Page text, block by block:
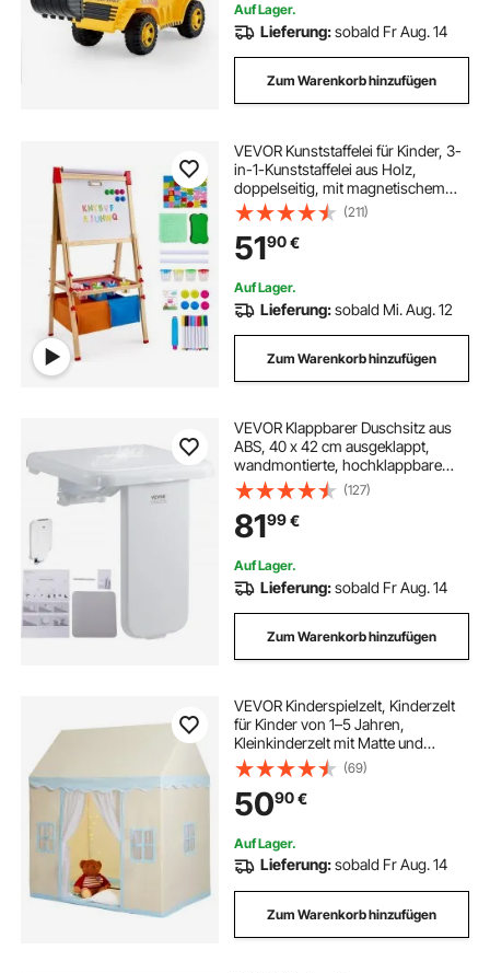
Auf Lager.
Lieferung:sobald Fr Aug. 14
Zum Warenkorb hinzufügen
VEVOR Kunststaffelei für Kinder, 3-
in-1-Kunststaffelei aus Holz,
doppelseitig, mit magnetischem
Whiteboard, Kreidetafel,
Papierrolle, verstellbarem
Zeichenbrett mit Malzubehör, für
Kinder ab 3 Jahren
(211)
5190€
Auf Lager.
Lieferung:sobald Mi. Aug. 12
Zum Warenkorb hinzufügen
VEVOR Klappbarer Duschsitz aus
ABS, 40 x 42 cm ausgeklappt,
wandmontierte, hochklappbare
Duschbank mit 200 kg Tragkraft,
platzsparender
zusammenklappbarer Duschstuhl
für Senioren, Schwangere, Kinder u
(127)
8199€
Auf Lager.
Lieferung:sobald Fr Aug. 14
Zum Warenkorb hinzufügen
VEVOR Kinderspielzelt, Kinderzelt
für Kinder von 1–5 Jahren,
Kleinkinderzelt mit Matte und
Zeltlampe, Zelt für Kinder mit
Fenstern für drinnen und draußen,
Spielhaus-Burgzelt
(69)
5090€
Auf Lager.
Lieferung:sobald Fr Aug. 14
Zum Warenkorb hinzufügen